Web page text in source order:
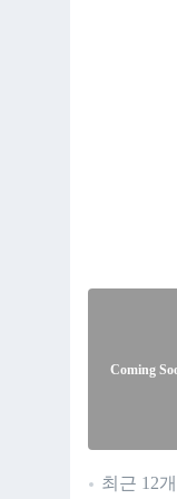
Coming
최근 12